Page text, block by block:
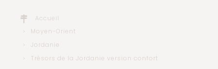
Accueil
Moyen-Orient
Jordanie
Trésors de la Jordanie version confort